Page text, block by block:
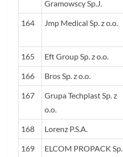
Gramowscy Sp.J.
164 Jmp Medical Sp. z o.o.
165 Eft Group Sp. z o.o.
166 Bros Sp. z o.o.
167
Grupa Techplast Sp. z
o.o.
168 Lorenz P.S.A.
169
ELCOM PROPACK Sp.